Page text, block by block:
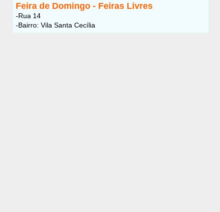
Feira de Domingo - Feiras Livres
-Rua 14
-Bairro: Vila Santa Cecília